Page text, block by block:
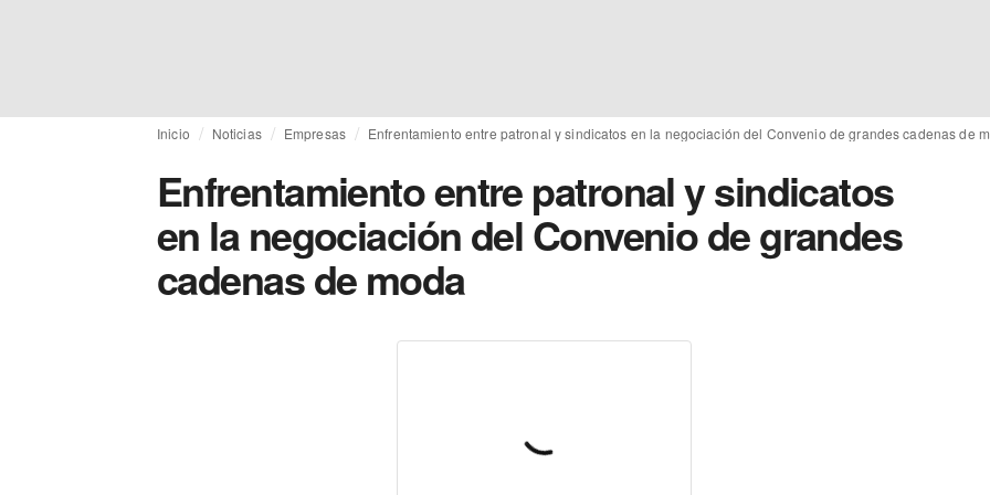
Inicio Noticias Empresas Enfrentamiento entre patronal y sindicatos en la negociación del Convenio de grandes cadenas de
Enfrentamiento entre patronal y sindicatos
en la negociación del Convenio de grandes
cadenas de moda